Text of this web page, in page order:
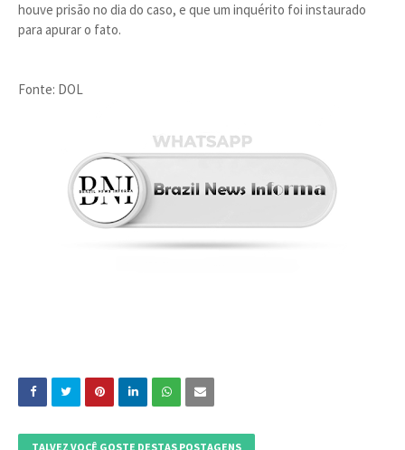
houve prisão no dia do caso, e que um inquérito foi instaurado
para apurar o fato.
Fonte: DOL
TALVEZ VOCÊ GOSTE DESTAS POSTAGENS